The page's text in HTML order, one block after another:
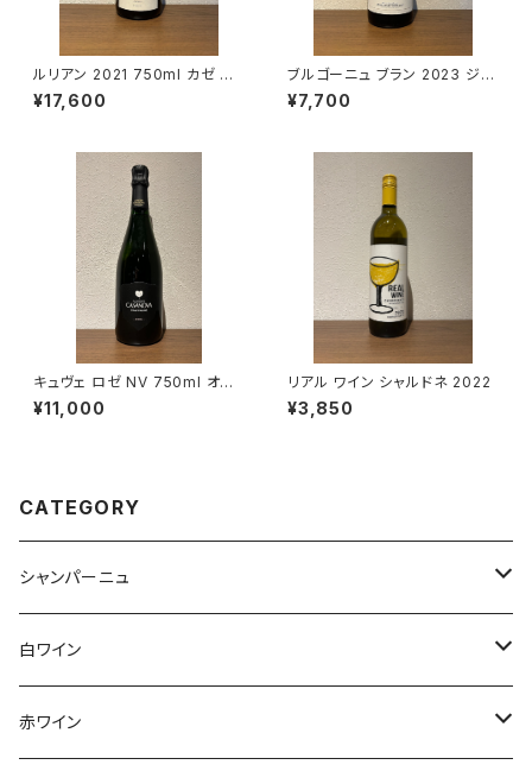
ルリアン 2021 750ml カゼ テ
ィボー シャンパーニュ フランス
¥17,600
ブルゴーニュ ブラン 2023 ジャ
ン・マルク・ボワイヨ 白ワイン 7
50ml
¥7,700
キュヴェ ロゼ NV 750ml オー
ロール カサノヴァ ロゼ シャンパ
ーニュ フランス
¥11,000
リアル ワイン シャルドネ 2022
¥3,850
CATEGORY
シャンパーニュ
アンリ・ジロー
アンリ・ビリオ・フィス
白ワイン
フランス
赤ワイン